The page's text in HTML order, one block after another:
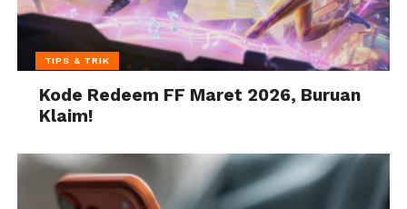
TIPS & TRIK
Kode Redeem FF Maret 2026, Buruan
Klaim!